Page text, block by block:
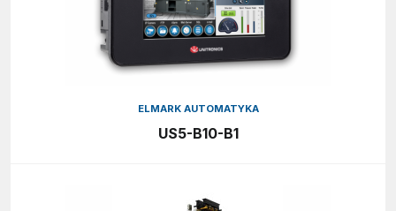
ELMARK AUTOMATYKA
US5-B10-B1